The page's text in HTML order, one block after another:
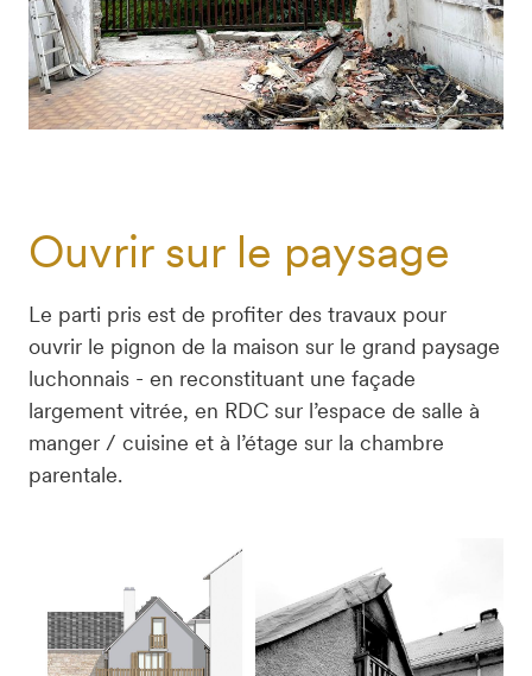
Ouvrir sur le paysage
Le parti pris est de profiter des travaux pour
ouvrir le pignon de la maison sur le grand paysage
luchonnais - en reconstituant une façade
largement vitrée, en RDC sur l’espace de salle à
manger / cuisine et à l’étage sur la chambre
parentale.